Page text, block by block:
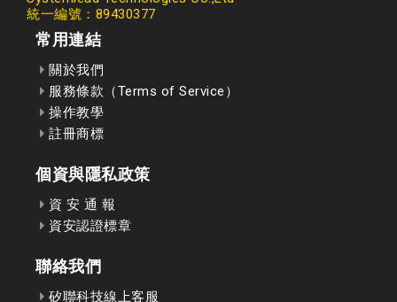
統一編號：89430377
常用連結
關於我們
服務條款（Terms of Service）
操作教學
註冊商標
個資與隱私政策
資 安 通 報
資安認證標章
聯絡我們
矽聯科技線上客服